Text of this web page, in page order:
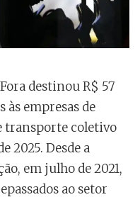
destinou R$ 57
às empresas de
transporte coletivo
2025. Desde a
em julho de 2021,
ao setor